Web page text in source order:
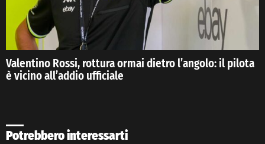
Valentino Rossi, rottura ormai dietro l’angolo: il pilota
è vicino all’addio ufficiale
Potrebbero interessarti